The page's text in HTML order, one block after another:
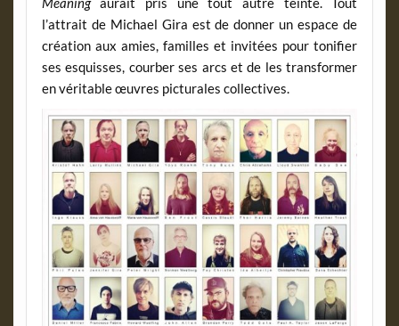
l’attrait de Michael Gira est de donner un espace de
création aux amies, familles et invitées pour tonifier
ses esquisses, courber ses arcs et de les transformer
en véritable œuvres picturales collectives.